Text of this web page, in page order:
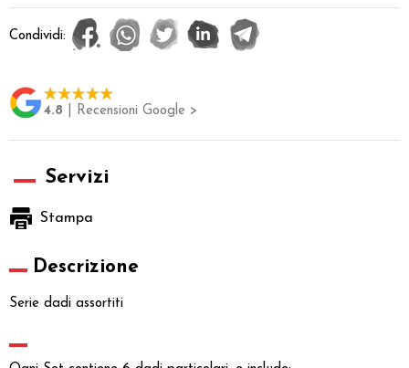
Condividi:
4.8 | Recensioni Google >
Servizi
Stampa
Descrizione
Serie dadi assortiti